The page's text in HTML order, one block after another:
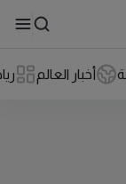
أخبار العالم